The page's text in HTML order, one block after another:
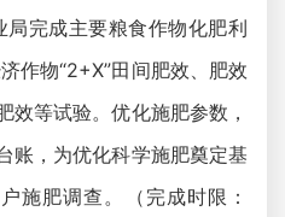
局完成主要粮食作物化肥利
作物“2+X”田间肥效、肥效
效等试验。优化施肥参数，
账，为优化科学施肥奠定基
施肥调查。（完成时限：